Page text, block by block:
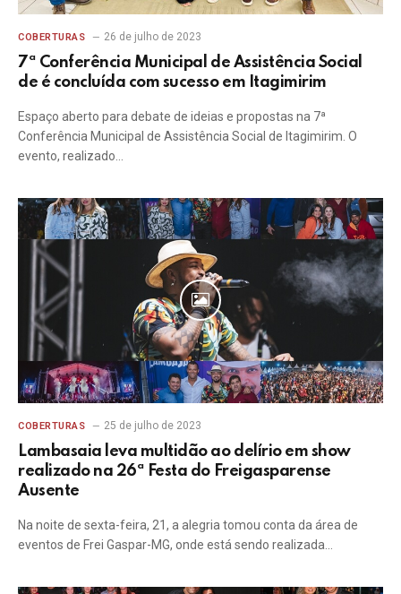
COBERTURAS 26 de julho de 2023
7ª Conferência Municipal de Assistência Social
de é concluída com sucesso em Itagimirim
Espaço aberto para debate de ideias e propostas na 7ª
Conferência Municipal de Assistência Social de Itagimirim. O
evento, realizado…
COBERTURAS 25 de julho de 2023
Lambasaia leva multidão ao delírio em show
realizado na 26ª Festa do Freigasparense
Ausente
Na noite de sexta-feira, 21, a alegria tomou conta da área de
eventos de Frei Gaspar-MG, onde está sendo realizada…